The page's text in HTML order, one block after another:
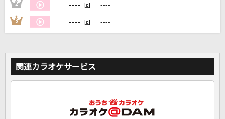
2 ---- 回 ----
3 ---- 回 ----
関連カラオケサービス